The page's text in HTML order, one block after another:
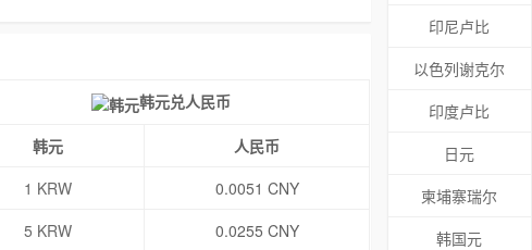
韩元兑人民币
韩元
人民币
1 KRW
0.0051 CNY
5 KRW
0.0255 CNY
印尼卢比
以色列谢克尔
印度卢比
日元
柬埔寨瑞尔
韩国元